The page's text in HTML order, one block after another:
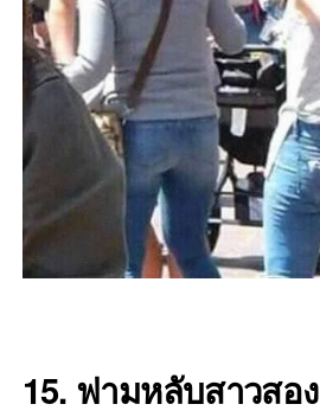
15. ฟามหลับสาวสอง